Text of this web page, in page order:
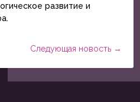
развитие и
Следующая новость→